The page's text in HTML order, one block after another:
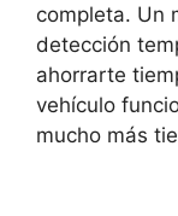
completa. Un
detección
ahorrarte
vehículo
mucho más